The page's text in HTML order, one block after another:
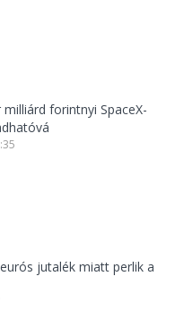
forintnyi SpaceX-
jutalék miatt perlik a